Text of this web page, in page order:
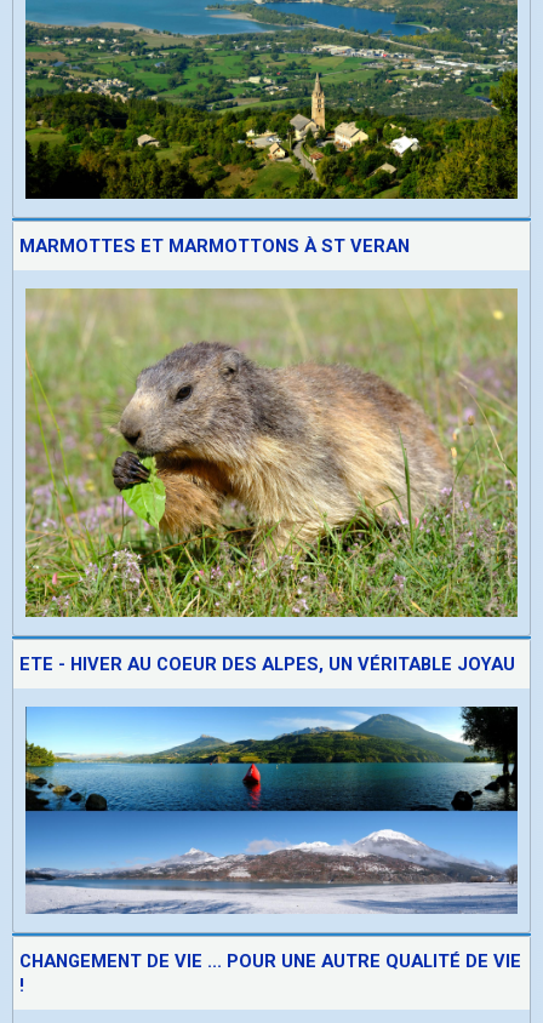
MARMOTTES ET MARMOTTONS À ST VERAN
ETE - HIVER AU COEUR DES ALPES, UN VÉRITABLE JOYAU
CHANGEMENT DE VIE ... POUR UNE AUTRE QUALITÉ DE VIE
!